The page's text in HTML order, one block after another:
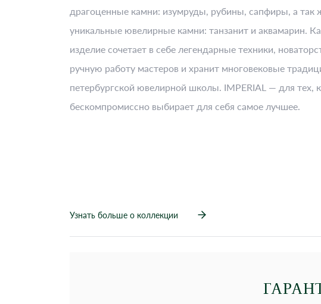
драгоценные камни: изумруды, рубины, сапфиры, а так
уникальные ювелирные камни: танзанит и аквамарин.
изделие сочетает в себе легендарные техники,
ручную работу мастеров и хранит многовековые
петербургской ювелирной школы. IMPERIAL — для тех,
бескомпромиссно выбирает для себя самое лучшее.
Узнать больше о коллекции